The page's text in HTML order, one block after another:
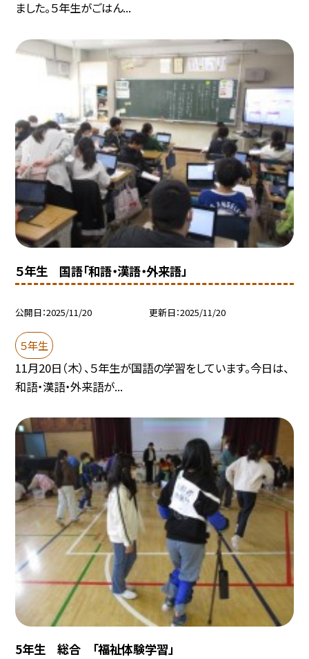
ました。５年生がごはん...
５年生 国語「和語・漢語・外来語」
公開日 2025/11/20 更新日 2025/11/20
５年生
11月20日（木）、５年生が国語の学習をしています。今日は、
和語・漢語・外来語が...
5年生 総合 「福祉体験学習」